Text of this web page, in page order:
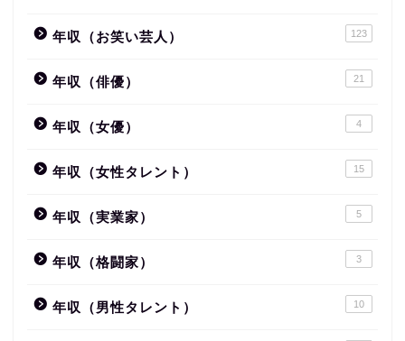
年収（お笑い芸人） 123
年収（俳優） 21
年収（女優） 4
年収（女性タレント） 15
年収（実業家） 5
年収（格闘家） 3
年収（男性タレント） 10